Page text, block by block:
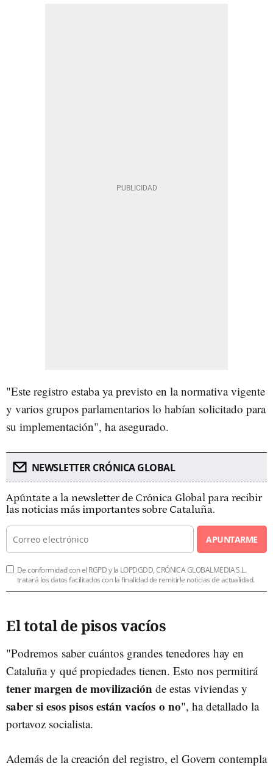
"Este registro estaba ya previsto en la normativa vigente
y varios grupos parlamentarios lo habían solicitado para
su implementación", ha asegurado.
NEWSLETTER CRÓNICA GLOBAL
Apúntate a la newsletter de Crónica Global para recibir
las noticias más importantes sobre Cataluña.
APUNTARME
De conformidad con el RGPD y la LOPDGDD, CRÓNICA GLOBALMEDIA S.L.
tratará los datos facilitados con la finalidad de remitirle noticias de actualidad.
El total de pisos vacíos
"Podremos saber cuántos grandes tenedores hay en
Cataluña y qué propiedades tienen. Esto nos permitirá
tener margen de movilización de estas viviendas y
saber si esos pisos están vacíos o no", ha detallado la
portavoz socialista.
Además de la creación del registro, el Govern contempla